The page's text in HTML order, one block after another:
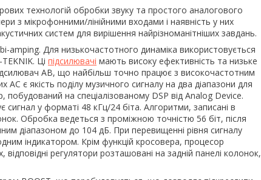
технологій обробки звуку та простого аналогового
з мікрофонними/лінійними входами і наявність у них
систем для вирішення найрізноманітніших завдань.
Для низькочастотного динаміка використовується
Ці підсилювачі мають високу ефективність та низьке
AB, що найбільш точно працює з високочастотним
є якість поділу музичного сигналу на два діапазони для
побудований на спеціалізованому DSP від Analog Device.
у форматі 48 кГц/24 біта. Алгоритми, записані в
Обробка ведеться з проміжною точністю 56 біт, після
діапазоном до 104 дБ. При перевищенні рівня сигналу
індикатором. Крім функцій кросовера, процесор
регулятори розташовані на задній панелі колонок,